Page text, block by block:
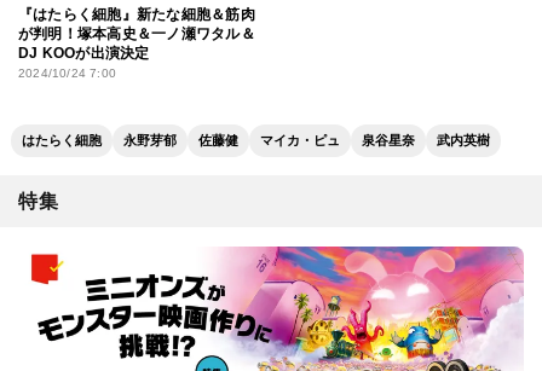
『はたらく細胞』新たな細胞＆筋肉
が判明！塚本高史＆一ノ瀬ワタル＆
DJ KOOが出演決定
2024/10/24 7:00
はたらく細胞 永野芽郁 佐藤健 マイカ・ピュ 泉谷星奈 武内英樹
特集